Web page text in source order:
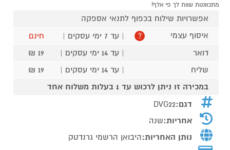
מתכווננות שוות לך פי אלף!
אפשרויות שילוח בכפוף לתנאי אספקה
איסוף עצמי
? | עד 7 ימי עסקים |
חינם
דואר
| עד 14 ימי עסקים |
19 ₪
שליח
| עד 14 ימי עסקים |
19 ₪
במכירה זו ניתן לרכוש עד 1 בעלות משלוח אחד
דגם:DVG22
אחריות:שנה
נותן האחריות:היבואן הרשמי גרנדטק